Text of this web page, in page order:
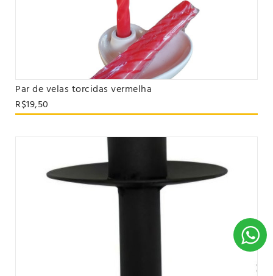
VER PRODUTO
Par de velas torcidas vermelha
R$19,50